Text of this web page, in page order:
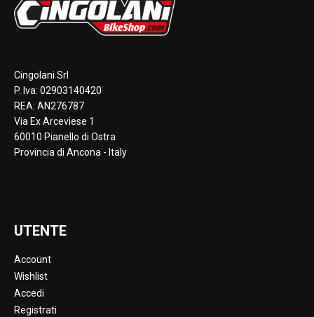
Cingolani Srl
P. Iva: 02903140420
REA: AN276787
Via Ex Arceviese 1
60010 Pianello di Ostra
Provincia di Ancona - Italy
UTENTE
Account
Wishlist
Accedi
Registrati